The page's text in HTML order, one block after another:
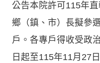
公告本院許可115年
鄉（鎮、市）長擬參
戶。各專戶得收受政
日起至115年11月27